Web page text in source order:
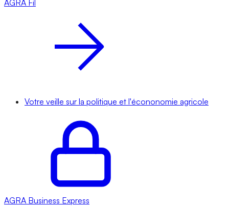
AGRA Fil
Votre veille sur la politique et l'écononomie agricole
AGRA Business Express